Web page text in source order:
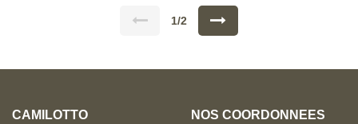
piscine chauffée avec terrasse, d'un garage, d'un chalet et d'une
! Voir page 11 du Barème d'honoraires consultable sur notre site
1/2
CAMILOTTO NOS COORDONNÉES